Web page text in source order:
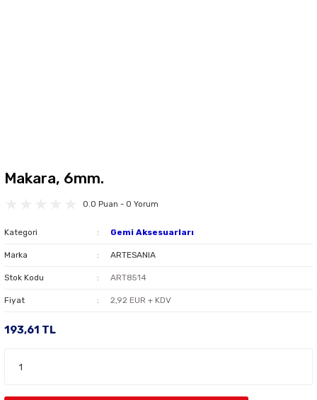
Makara, 6mm.
0.0 Puan - 0 Yorum
Kategori Gemi Aksesuarları
Marka ARTESANIA
Stok Kodu ART8514
Fiyat 2,92 EUR + KDV
193,61 TL